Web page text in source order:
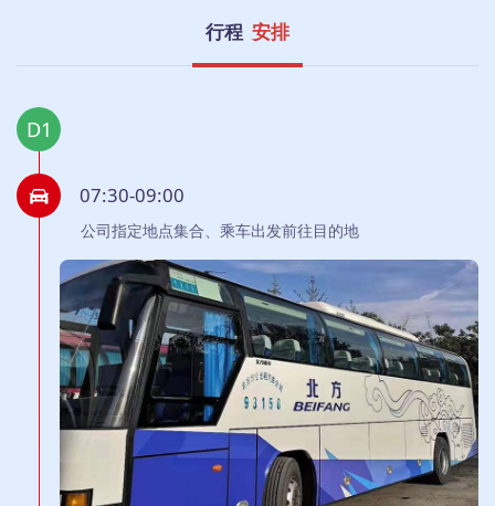
行程 安排
D1
07:30-09:00
公司指定地点集合、乘车出发前往目的地